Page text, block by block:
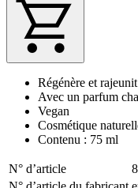
Régénère et
Avec un parfum
Vegan
Cosmétique
Contenu : 75 ml
N° d’article